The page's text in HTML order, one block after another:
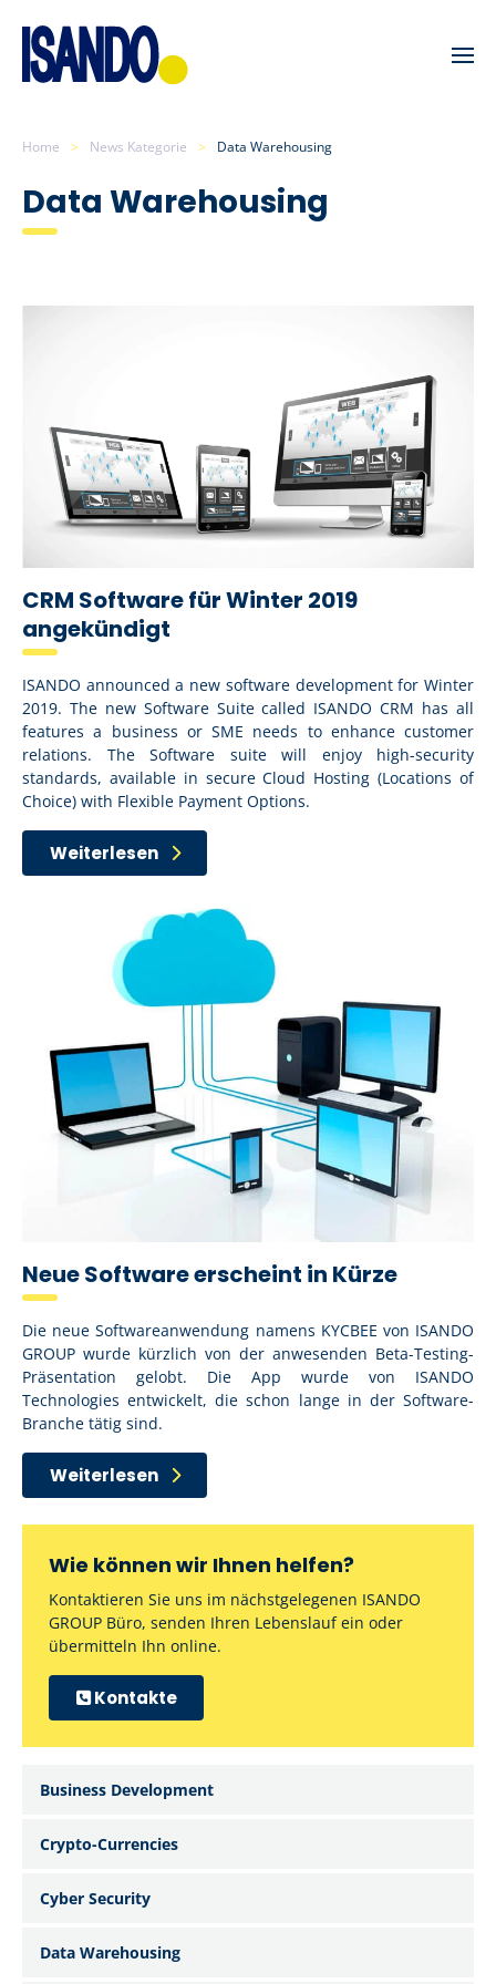
Skip to main content
Home News Kategorie Data Warehousing
Data Warehousing
CRM Software für Winter 2019
angekündigt
ISANDO announced a new software development for Winter
2019. The new Software Suite called ISANDO CRM has all
features a business or SME needs to enhance customer
relations. The Software suite will enjoy high-security
standards, available in secure Cloud Hosting (Locations of
Choice) with Flexible Payment Options.
Weiterlesen
Neue Software erscheint in Kürze
Die neue Softwareanwendung namens KYCBEE von ISANDO
GROUP wurde kürzlich von der anwesenden Beta-Testing-
Präsentation gelobt. Die App wurde von ISANDO
Technologies entwickelt, die schon lange in der Software-
Branche tätig sind.
Weiterlesen
Wie können wir Ihnen helfen?
Kontaktieren Sie uns im nächstgelegenen ISANDO
GROUP Büro, senden Ihren Lebenslauf ein oder
übermitteln Ihn online.
Kontakte
Business Development
Crypto-Currencies
Cyber Security
Data Warehousing